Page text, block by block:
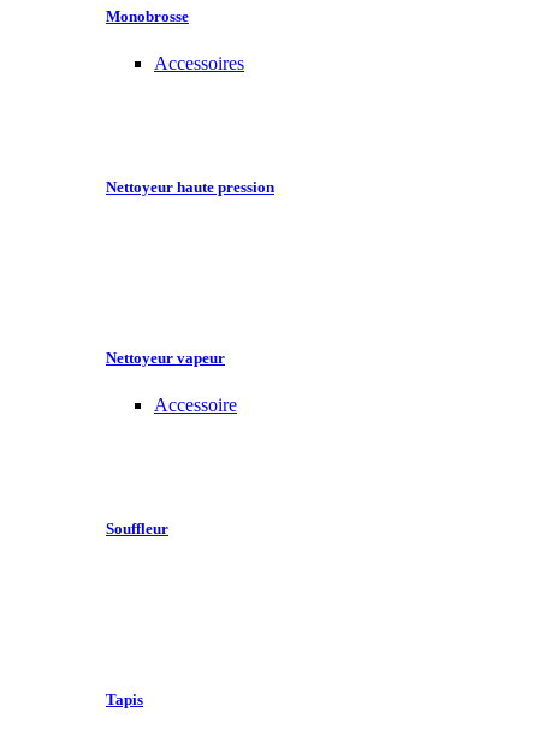
Monobrosse
Accessoires
Nettoyeur haute pression
Nettoyeur vapeur
Accessoire
Souffleur
Tapis